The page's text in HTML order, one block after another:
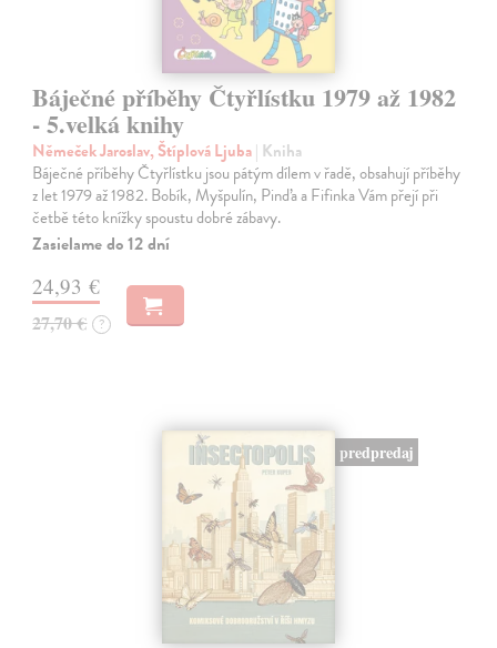
Báječné příběhy Čtyřlístku 1979 až 1982
- 5.velká knihy
Němeček Jaroslav, Štíplová Ljuba| Kniha
Báječné příběhy Čtyřlístku jsou pátým dílem v řadě, obsahují příběhy
z let 1979 až 1982. Bobík, Myšpulín, Pinďa a Fifinka Vám přejí při
četbě této knížky spoustu dobré zábavy.
Zasielame do 12 dní
24,93 €
27,70 € ?
predpredaj